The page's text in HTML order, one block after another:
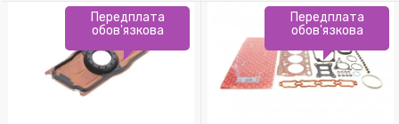
Передплата
обов'язкова
Передплата
обов'язкова